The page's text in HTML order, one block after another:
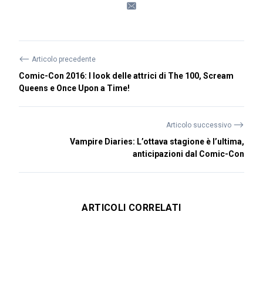
⟵ Articolo precedente
Comic-Con 2016: I look delle attrici di The 100, Scream
Queens e Once Upon a Time!
Articolo successivo ⟶
Vampire Diaries: L’ottava stagione è l’ultima,
anticipazioni dal Comic-Con
ARTICOLI CORRELATI